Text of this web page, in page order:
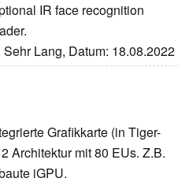
IR face recognition
Lang, Datum: 18.08.2022
Grafikkarte (in Tiger-
Architektur mit 80 EUs. Z.B.
iGPU.